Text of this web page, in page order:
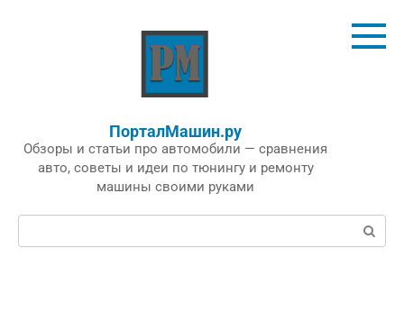
ПорталМашин.ру
Обзоры и статьи про автомобили — сравнения
авто, советы и идеи по тюнингу и ремонту
машины своими руками
Поиск: